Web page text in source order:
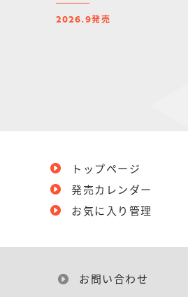
2026.9発売
トップページ
発売カレンダー
お気に入り管理
お問い合わせ